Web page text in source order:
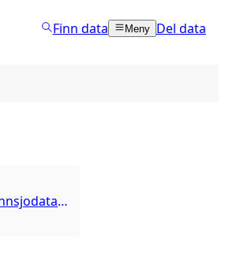
Finn data Meny Del data
https://gis3.nve.no/map/services/Innsjodatabase2/MapServer/WMSServer?request=GetCapabilities&service=WMS